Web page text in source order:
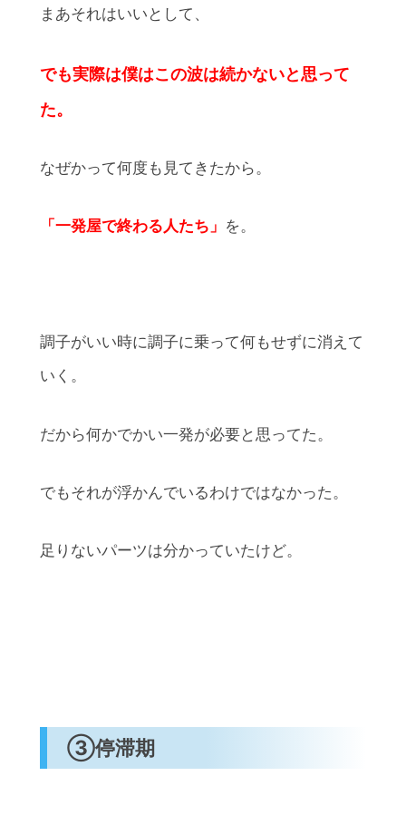
まあそれはいいとして、
でも実際は僕はこの波は続かないと思って
た。
なぜかって何度も見てきたから。
「一発屋で終わる人たち」 を。
調子がいい時に調子に乗って何もせずに消えて
いく。
だから何かでかい一発が必要と思ってた。
でもそれが浮かんでいるわけではなかった。
足りないパーツは分かっていたけど。
③停滞期